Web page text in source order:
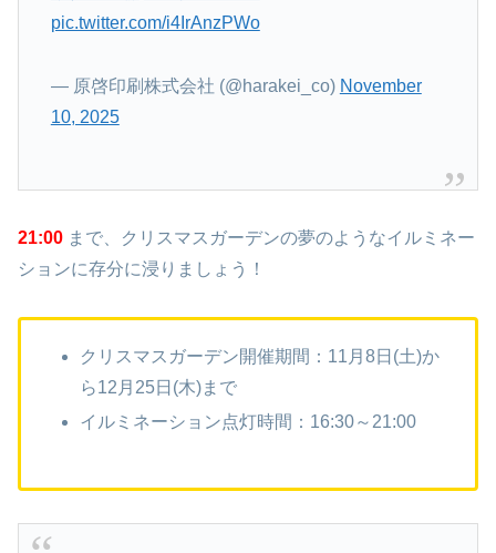
pic.twitter.com/i4IrAnzPWo
— 原啓印刷株式会社 (@harakei_co) November
10, 2025
21:00 まで、クリスマスガーデンの夢のようなイルミネー
ションに存分に浸りましょう！
クリスマスガーデン開催期間：11月8日(土)か
ら12月25日(木)まで
イルミネーション点灯時間：16:30～21:00